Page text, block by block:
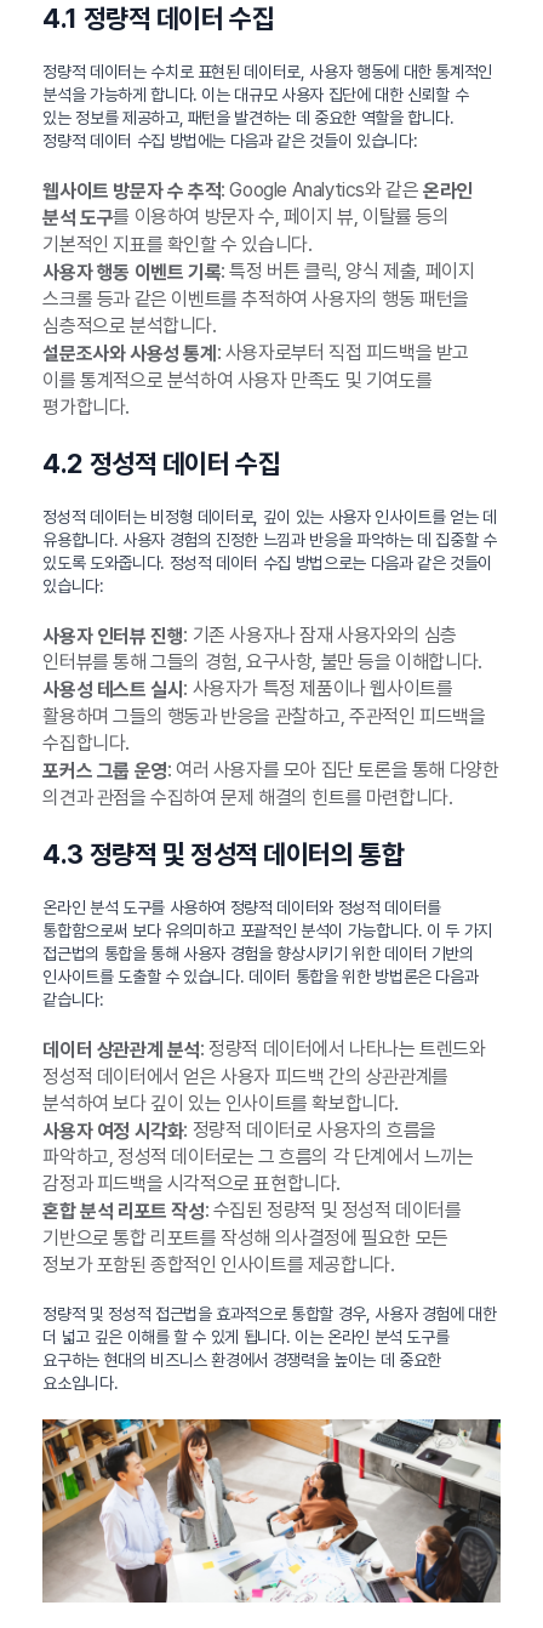
4.1 정량적 데이터 수집
정량적 데이터는 수치로 표현된 데이터로, 사용자 행동에 대한 통계적인
분석을 가능하게 합니다. 이는 대규모 사용자 집단에 대한 신뢰할 수
있는 정보를 제공하고, 패턴을 발견하는 데 중요한 역할을 합니다.
정량적 데이터 수집 방법에는 다음과 같은 것들이 있습니다:
웹사이트 방문자 수 추적: Google Analytics와 같은 온라인
분석 도구를 이용하여 방문자 수, 페이지 뷰, 이탈률 등의
기본적인 지표를 확인할 수 있습니다.
사용자 행동 이벤트 기록: 특정 버튼 클릭, 양식 제출, 페이지
스크롤 등과 같은 이벤트를 추적하여 사용자의 행동 패턴을
심층적으로 분석합니다.
설문조사와 사용성 통계 : 사용자로부터 직접 피드백을 받고
이를 통계적으로 분석하여 사용자 만족도 및 기여도를
평가합니다.
4.2 정성적 데이터 수집
정성적 데이터는 비정형 데이터로, 깊이 있는 사용자 인사이트를 얻는 데
유용합니다. 사용자 경험의 진정한 느낌과 반응을 파악하는 데 집중할 수
있도록 도와줍니다. 정성적 데이터 수집 방법으로는 다음과 같은 것들이
있습니다:
사용자 인터뷰 진행: 기존 사용자나 잠재 사용자와의 심층
인터뷰를 통해 그들의 경험, 요구사항, 불만 등을 이해합니다.
사용성 테스트 실시 : 사용자가 특정 제품이나 웹사이트를
활용하며 그들의 행동과 반응을 관찰하고, 주관적인 피드백을
수집합니다.
포커스 그룹 운영: 여러 사용자를 모아 집단 토론을 통해 다양한
의견과 관점을 수집하여 문제 해결의 힌트를 마련합니다.
4.3 정량적 및 정성적 데이터의 통합
온라인 분석 도구를 사용하여 정량적 데이터와 정성적 데이터를
통합함으로써 보다 유의미하고 포괄적인 분석이 가능합니다. 이 두 가지
접근법의 통합을 통해 사용자 경험을 향상시키기 위한 데이터 기반의
인사이트를 도출할 수 있습니다. 데이터 통합을 위한 방법론은 다음과
같습니다:
데이터 상관관계 분석: 정량적 데이터에서 나타나는 트렌드와
정성적 데이터에서 얻은 사용자 피드백 간의 상관관계를
분석하여 보다 깊이 있는 인사이트를 확보합니다.
사용자 여정 시각화: 정량적 데이터로 사용자의 흐름을
파악하고, 정성적 데이터로는 그 흐름의 각 단계에서 느끼는
감정과 피드백을 시각적으로 표현합니다.
혼합 분석 리포트 작성: 수집된 정량적 및 정성적 데이터를
기반으로 통합 리포트를 작성해 의사결정에 필요한 모든
정보가 포함된 종합적인 인사이트를 제공합니다.
정량적 및 정성적 접근법을 효과적으로 통합할 경우, 사용자 경험에 대한
더 넓고 깊은 이해를 할 수 있게 됩니다. 이는 온라인 분석 도구를
요구하는 현대의 비즈니스 환경에서 경쟁력을 높이는 데 중요한
요소입니다.